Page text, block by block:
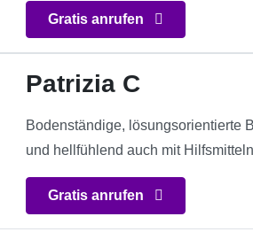
Gratis anrufen
Patrizia C
Bodenständige, lösungsorientierte
und hellfühlend auch mit
Gratis anrufen